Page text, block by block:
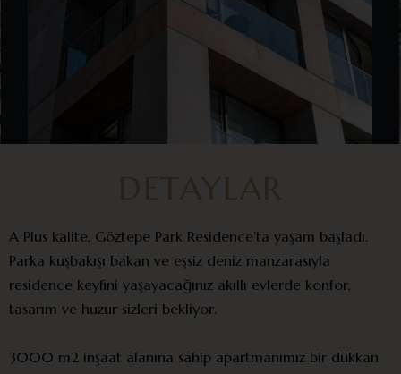
DETAYLAR
A Plus kalite, Göztepe Park Residence’ta yaşam başladı.
Parka kuşbakışı bakan ve eşsiz deniz manzarasıyla
residence keyfini yaşayacağınız akıllı evlerde konfor,
tasarım ve huzur sizleri bekliyor.
3000 m2 inşaat alanına sahip apartmanımız bir dükkan